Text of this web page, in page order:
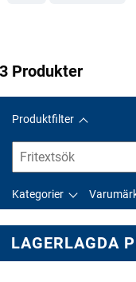
3 Produkter
Produktfilter
Kategorier
LAGERLAGDA